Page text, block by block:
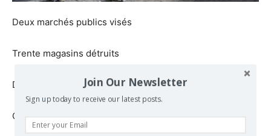
Deux marchés publics visés
Trente magasins détruits
Dix routes endommagées
Cinq coopératives agricoles touchées
Join Our Newsletter
Sign up today to receive our latest posts.